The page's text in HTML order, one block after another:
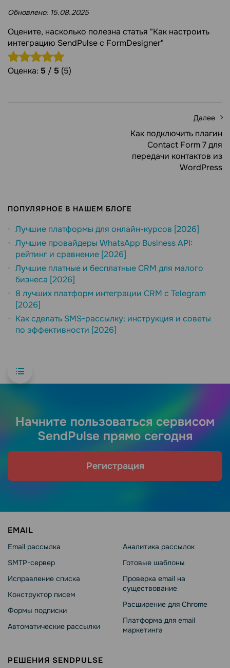
Обновлено: 15.08.2025
Оцените, насколько полезна статья "Как настроить
интеграцию SendPulse с FormDesigner"
Оценка: 5 / 5 (5)
Далее
Как подключить плагин
Contact Form 7 для
передачи контактов из
WordPress
ПОПУЛЯРНОЕ В НАШЕМ БЛОГЕ
Лучшие платформы для онлайн-курсов [2026]
Лучшие провайдеры WhatsApp Business API:
рейтинг и сравнение [2026]
Лучшие платные и бесплатные CRM для малого
бизнеса [2026]
8 лучших платформ интеграции CRM с Telegram
[2026]
Как сделать SMS-рассылку: инструкция и советы
по эффективности [2026]
Начните пользоваться сервисом
SendPulse прямо сегодня
Регистрация
EMAIL
Email рассылка
SMTP-сервер
Исправление списка
Конструктор писем
Формы подписки
Автоматические рассылки
Аналитика рассылок
Готовые шаблоны
Проверка email на
существование
Расширение для Chrome
Платформа для email
маркетинга
РЕШЕНИЯ SENDPULSE